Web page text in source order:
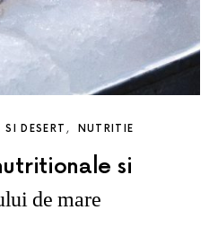
SI DESERT NUTRITIE
si
de mare